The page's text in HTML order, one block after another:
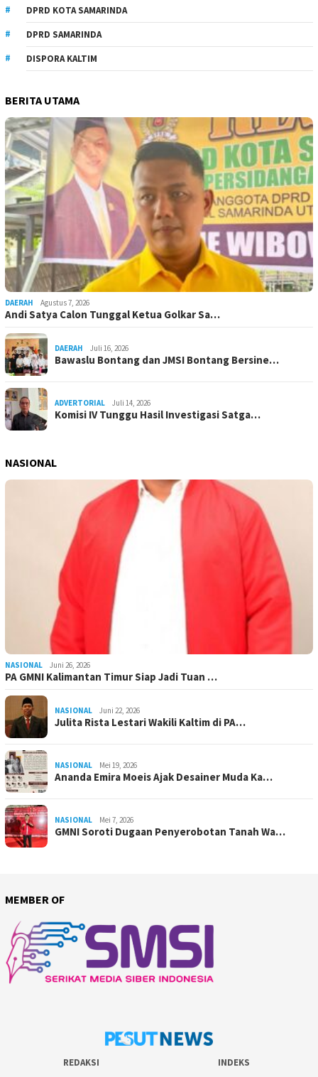
DPRD KOTA SAMARINDA
DPRD SAMARINDA
DISPORA KALTIM
BERITA UTAMA
DAERAH Agustus 7, 2026
Andi Satya Calon Tunggal Ketua Golkar Sa…
DAERAH Juli 16, 2026
Bawaslu Bontang dan JMSI Bontang Bersine…
ADVERTORIAL Juli 14, 2026
Komisi IV Tunggu Hasil Investigasi Satga…
NASIONAL
NASIONAL Juni 26, 2026
PA GMNI Kalimantan Timur Siap Jadi Tuan …
NASIONAL Juni 22, 2026
Julita Rista Lestari Wakili Kaltim di PA…
NASIONAL Mei 19, 2026
Ananda Emira Moeis Ajak Desainer Muda Ka…
NASIONAL Mei 7, 2026
GMNI Soroti Dugaan Penyerobotan Tanah Wa…
MEMBER OF
REDAKSI
INDEKS